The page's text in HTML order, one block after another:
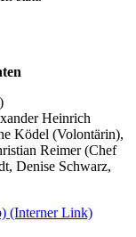
Heinrich
Ködel (Volontärin),
Reimer (Chef
Denise Schwarz,
(Interner Link)